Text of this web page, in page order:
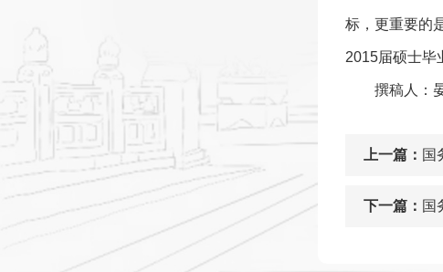
标，更重要的
2015届硕士毕
撰稿人：
上一篇： 国
下一篇： 国